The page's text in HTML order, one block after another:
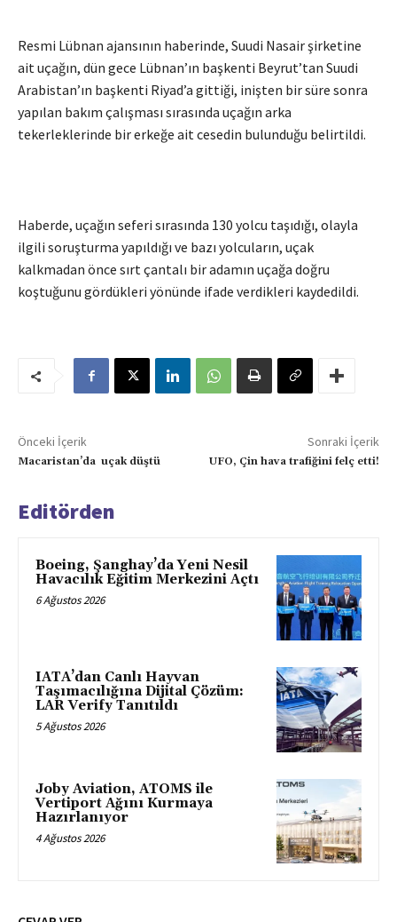
Resmi Lübnan ajansının haberinde, Suudi Nasair şirketine
ait uçağın, dün gece Lübnan’ın başkenti Beyrut’tan Suudi
Arabistan’ın başkenti Riyad’a gittiği, inişten bir süre sonra
yapılan bakım çalışması sırasında uçağın arka
tekerleklerinde bir erkeğe ait cesedin bulunduğu belirtildi.
Haberde, uçağın seferi sırasında 130 yolcu taşıdığı, olayla
ilgili soruşturma yapıldığı ve bazı yolcuların, uçak
kalkmadan önce sırt çantalı bir adamın uçağa doğru
koştuğunu gördükleri yönünde ifade verdikleri kaydedildi.
Önceki İçerik
Macaristan’da uçak düştü
Sonraki İçerik
UFO, Çin hava trafiğini felç etti!
Editörden
Boeing, Şanghay’da Yeni Nesil
Havacılık Eğitim Merkezini Açtı
6 Ağustos 2026
IATA’dan Canlı Hayvan
Taşımacılığına Dijital Çözüm:
LAR Verify Tanıtıldı
5 Ağustos 2026
Joby Aviation, ATOMS ile
Vertiport Ağını Kurmaya
Hazırlanıyor
4 Ağustos 2026